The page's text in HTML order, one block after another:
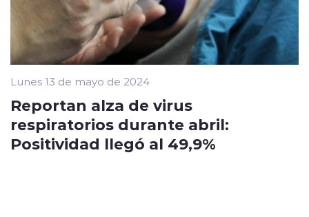
Lunes 13 de mayo de 2024
Reportan alza de virus
respiratorios durante abril:
Positividad llegó al 49,9%